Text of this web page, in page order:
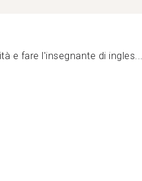
e fare l'insegnante di ingles...